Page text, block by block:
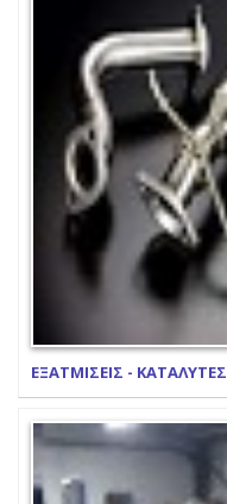
ΕΞΑΤΜΙΣΕΙΣ - ΚΑΤΑΛΥΤΕΣ